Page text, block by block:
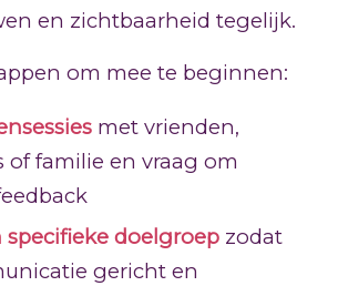
en zichtbaarheid tegelijk.
om mee te beginnen:
met vrienden,
of familie en vraag om
specifieke doelgroepzodat
gericht en